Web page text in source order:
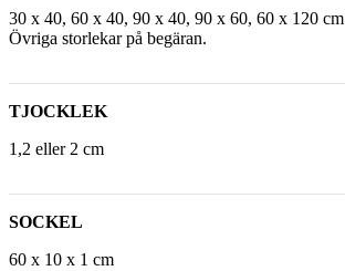
30 x 40, 60 x 40, 90 x 40, 90 x 60, 60 x 120 cm
Övriga storlekar på begäran.
TJOCKLEK
1,2 eller 2 cm
SOCKEL
60 x 10 x 1 cm